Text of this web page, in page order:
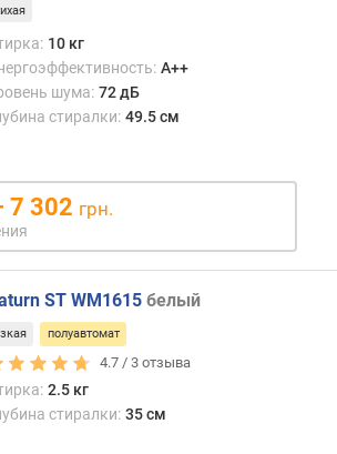
10 кг
A++
шума: 72 дБ
стиралки: 49.5 см
7 302 грн.
ST WM1615 белый
полуавтомат
4.7 /3 отзыва
2.5 кг
стиралки: 35 см